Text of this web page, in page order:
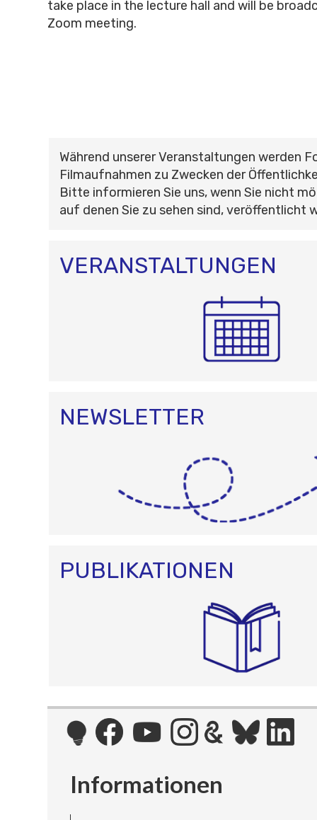
take place in the lecture hall and will be
Zoom meeting.
Während unserer Veranstaltungen werden
Filmaufnahmen zu Zwecken der
Bitte informieren Sie uns, wenn Sie nicht
auf denen Sie zu sehen sind, veröffentlicht
VERANSTALTUNGEN
NEWSLETTER
PUBLIKATIONEN
Informationen